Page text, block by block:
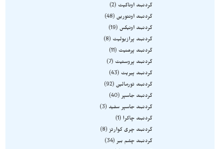
گردنبند اوناکیت
2
گردنبند اونتورین 48
گردنبند اونیکس
19
گردنبند پرازیولیت
8
گردنبند پرهنیت
11
گردنبند پروستیت
7
گردنبند پیریت
43
گردنبند تورمالین 92
گردنبند جاسپر 40
گردنبند جاسپر سفید
3
گردنبند چاکرا
1
گردنبند چری کوارتز 8
گردنبند چشم ببر 34